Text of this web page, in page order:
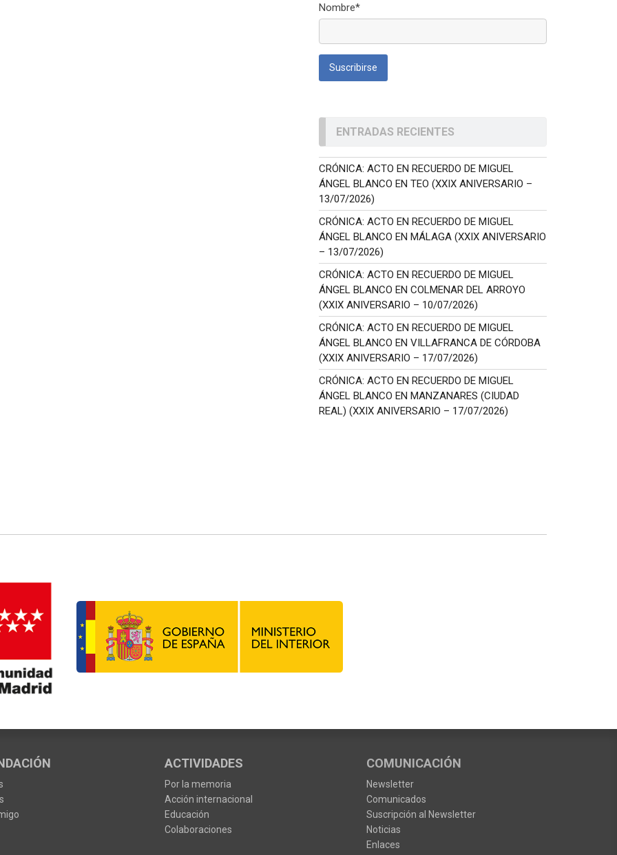
Nombre*
ENTRADAS RECIENTES
CRÓNICA: ACTO EN RECUERDO DE MIGUEL
ÁNGEL BLANCO EN TEO (XXIX ANIVERSARIO –
13/07/2026)
CRÓNICA: ACTO EN RECUERDO DE MIGUEL
ÁNGEL BLANCO EN MÁLAGA (XXIX ANIVERSARIO
– 13/07/2026)
CRÓNICA: ACTO EN RECUERDO DE MIGUEL
ÁNGEL BLANCO EN COLMENAR DEL ARROYO
(XXIX ANIVERSARIO – 10/07/2026)
CRÓNICA: ACTO EN RECUERDO DE MIGUEL
ÁNGEL BLANCO EN VILLAFRANCA DE CÓRDOBA
(XXIX ANIVERSARIO – 17/07/2026)
CRÓNICA: ACTO EN RECUERDO DE MIGUEL
ÁNGEL BLANCO EN MANZANARES (CIUDAD
REAL) (XXIX ANIVERSARIO – 17/07/2026)
ACTIVIDADES
Por la memoria
Acción internacional
Educación
Colaboraciones
COMUNICACIÓN
Newsletter
Comunicados
Suscripción al Newsletter
Noticias
Enlaces